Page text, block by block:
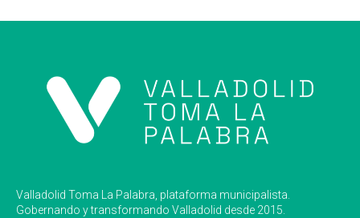
Valladolid Toma La Palabra, plataforma municipalista.
Gobernando y transformando Valladolid desde 2015.